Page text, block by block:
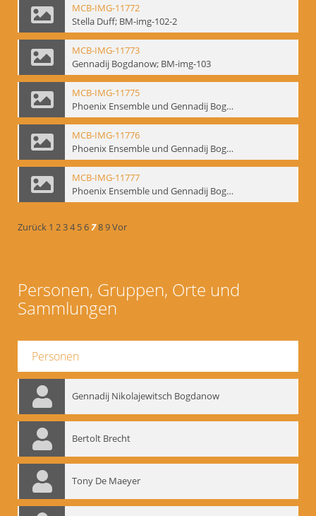
MCB-IMG-11772
Stella Duff; BM-img-102-2
MCB-IMG-11773
Gennadij Bogdanow; BM-img-103
MCB-IMG-11775
Phoenix Ensemble und Gennadij Bogdanow; BM-img-105-1
MCB-IMG-11776
Phoenix Ensemble und Gennadij Bogdanow; BM-img-105-2
MCB-IMG-11777
Phoenix Ensemble und Gennadij Bogdanow; BM-img-105-3
Zurück 1 234 56789Vor
Personen, Gruppen, Orte und
Sammlungen
Personen
Gennadij Nikolajewitsch Bogdanow
Bertolt Brecht
Tony De Maeyer